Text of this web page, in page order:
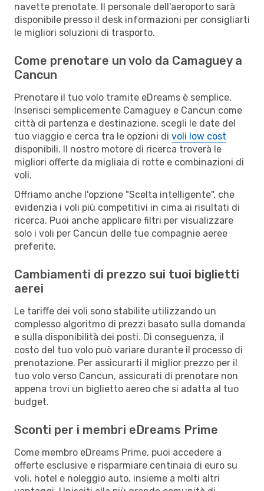
navette prenotate. Il personale dell'aeroporto sarà
disponibile presso il desk informazioni per consigliarti
le migliori soluzioni di trasporto.
Come prenotare un volo da Camaguey a
Cancun
Prenotare il tuo volo tramite eDreams è semplice.
Inserisci semplicemente Camaguey e Cancun come
città di partenza e destinazione, scegli le date del
tuo viaggio e cerca tra le opzioni di voli low cost
disponibili. Il nostro motore di ricerca troverà le
migliori offerte da migliaia di rotte e combinazioni di
voli.
Offriamo anche l'opzione "Scelta intelligente", che
evidenzia i voli più competitivi in cima ai risultati di
ricerca. Puoi anche applicare filtri per visualizzare
solo i voli per Cancun delle tue compagnie aeree
preferite.
Cambiamenti di prezzo sui tuoi biglietti
aerei
Le tariffe dei voli sono stabilite utilizzando un
complesso algoritmo di prezzi basato sulla domanda
e sulla disponibilità dei posti. Di conseguenza, il
costo del tuo volo può variare durante il processo di
prenotazione. Per assicurarti il miglior prezzo per il
tuo volo verso Cancun, assicurati di prenotare non
appena trovi un biglietto aereo che si adatta al tuo
budget.
Sconti per i membri eDreams Prime
Come membro eDreams Prime, puoi accedere a
offerte esclusive e risparmiare centinaia di euro su
voli, hotel e noleggio auto, insieme a molti altri